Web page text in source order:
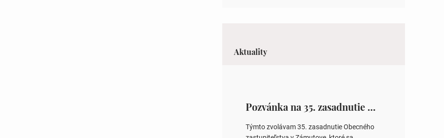
Aktuality
Pozvánka na 35. zasadnutie OZ v Zámutove
Týmto zvolávam 35. zasadnutie Obecného